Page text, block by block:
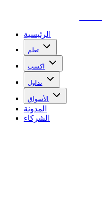
الرئيسية
تعلم
اكسب
تداول
الأسواق
المدونة
الشركاء